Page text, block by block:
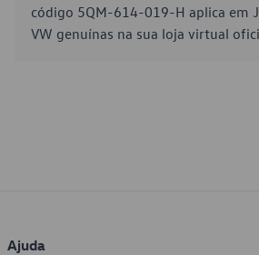
código 5QM-614-019-H aplica em
VW genuínas na sua loja virtual
Ajuda